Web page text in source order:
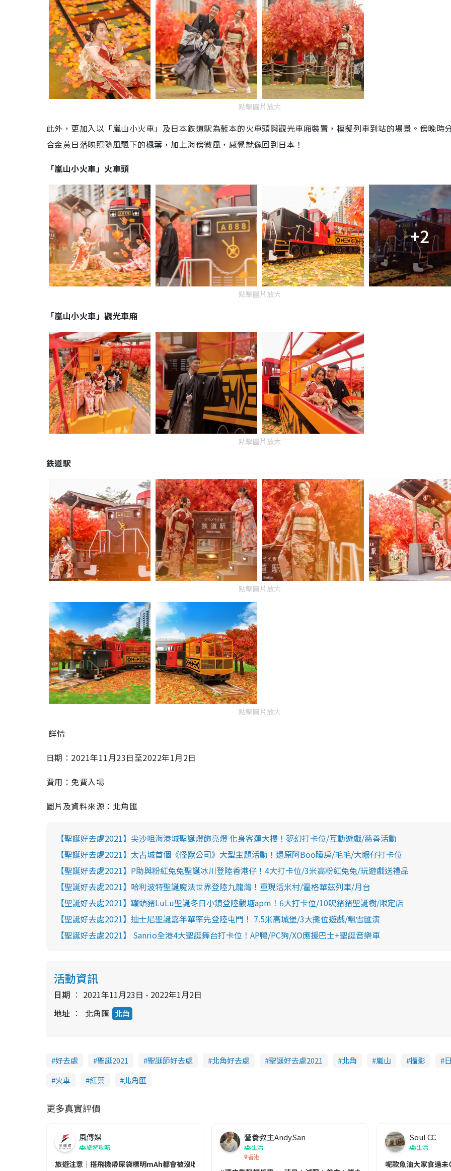
點擊圖片放大
此外，更加入以「嵐山小火車」及日本鉄道駅為藍本的火車頭與觀光車廂裝置，模擬列車到站的場景。傍晚時
合金黃日落映照隨風飄下的楓葉，加上海傍微風，感覺就像回到日本！
「嵐山小火車」火車頭
+2
點擊圖片放大
「嵐山小火車」觀光車廂
點擊圖片放大
鉄道駅
點擊圖片放大
點擊圖片放大
詳情
日期：2021年11月23日至2022年1月2日
費用：免費入場
圖片及資料來源：北角匯
【聖誕好去處2021】尖沙咀海港城聖誕燈飾亮燈 化身客運大樓！夢幻打卡位/互動遊戲/慈善活動
【聖誕好去處2021】太古城首個《怪獸公司》大型主題活動！還原阿Boo睡房/毛毛/大眼仔打卡位
【聖誕好去處2021】P助與粉紅兔兔聖誕冰川登陸香港仔！4大打卡位/3米高粉紅兔兔/玩遊戲送禮品
【聖誕好去處2021】哈利波特聖誕魔法世界登陸九龍灣！重現活米村/霍格華茲列車/月台
【聖誕好去處2021】罐頭豬LuLu聖誕冬日小鎮登陸觀塘apm！6大打卡位/10呎豬豬聖誕樹/限定店
【聖誕好去處2021】迪士尼聖誕嘉年華率先登陸屯門！ 7.5米高城堡/3大攤位遊戲/飄雪匯演
【聖誕好去處2021】 Sanrio全港4大聖誕舞台打卡位！AP鴨/PC狗/XO應援巴士+聖誕音樂車
活動資訊
日期
2021年11月23日 - 2022年1月2日
地址
北角匯 北角
好去處 聖誕2021 聖誕節好去處 北角好去處 聖誕好去處2021 北角 嵐山 攝影
火車
紅葉 北角匯
更多真實評價
風傳媒
旅遊攻略
旅遊注意｜搭飛機帶尿袋標明mAh都會被沒收😱出發前切記檢查「1標示」🚨
營養教主AndySan
生活
香港
Soul CC
生活
呢款魚油大家食過未